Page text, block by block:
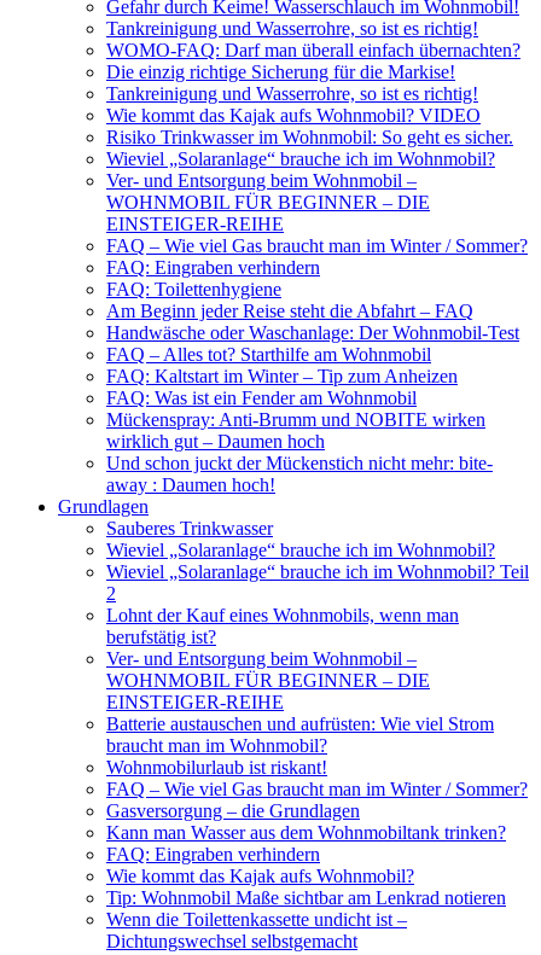
Gefahr durch Keime! Wasserschlauch im Wohnmobil!
Tankreinigung und Wasserrohre, so ist es richtig!
WOMO-FAQ: Darf man überall einfach übernachten?
Die einzig richtige Sicherung für die Markise!
Tankreinigung und Wasserrohre, so ist es richtig!
Wie kommt das Kajak aufs Wohnmobil? VIDEO
Risiko Trinkwasser im Wohnmobil: So geht es sicher.
Wieviel „Solaranlage“ brauche ich im Wohnmobil?
Ver- und Entsorgung beim Wohnmobil –
WOHNMOBIL FÜR BEGINNER – DIE
EINSTEIGER-REIHE
FAQ – Wie viel Gas braucht man im Winter / Sommer?
FAQ: Eingraben verhindern
FAQ: Toilettenhygiene
Am Beginn jeder Reise steht die Abfahrt – FAQ
Handwäsche oder Waschanlage: Der Wohnmobil-Test
FAQ – Alles tot? Starthilfe am Wohnmobil
FAQ: Kaltstart im Winter – Tip zum Anheizen
FAQ: Was ist ein Fender am Wohnmobil
Mückenspray: Anti-Brumm und NOBITE wirken
wirklich gut – Daumen hoch
Und schon juckt der Mückenstich nicht mehr: bite-
away : Daumen hoch!
Grundlagen
Sauberes Trinkwasser
Wieviel „Solaranlage“ brauche ich im Wohnmobil?
Wieviel „Solaranlage“ brauche ich im Wohnmobil? Teil
2
Lohnt der Kauf eines Wohnmobils, wenn man
berufstätig ist?
Ver- und Entsorgung beim Wohnmobil –
WOHNMOBIL FÜR BEGINNER – DIE
EINSTEIGER-REIHE
Batterie austauschen und aufrüsten: Wie viel Strom
braucht man im Wohnmobil?
Wohnmobilurlaub ist riskant!
FAQ – Wie viel Gas braucht man im Winter / Sommer?
Gasversorgung – die Grundlagen
Kann man Wasser aus dem Wohnmobiltank trinken?
FAQ: Eingraben verhindern
Wie kommt das Kajak aufs Wohnmobil?
Tip: Wohnmobil Maße sichtbar am Lenkrad notieren
Wenn die Toilettenkassette undicht ist –
Dichtungswechsel selbstgemacht